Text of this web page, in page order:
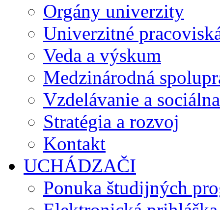
Orgány univerzity
Univerzitné
Veda a výskum
Medzinárodná
Vzdelávanie a
Stratégia a rozvoj
Kontakt
UCHÁDZAČI
Ponuka študijných